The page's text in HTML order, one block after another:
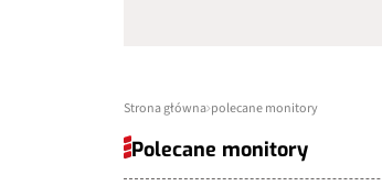
Strona główna polecane monitory
Polecane monitory